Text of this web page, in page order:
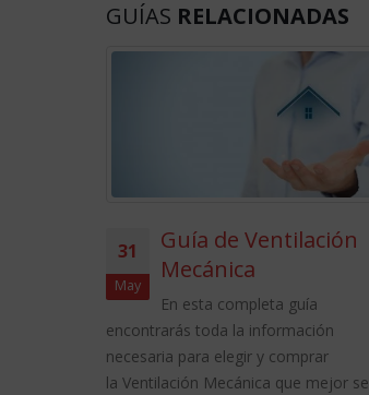
GUÍAS RELACIONADAS
31
May
Guía de Ventilación
Mecánica
En esta completa guía
encontrarás toda la información
necesaria para elegir y comprar
la Ventilación Mecánica que mejor se